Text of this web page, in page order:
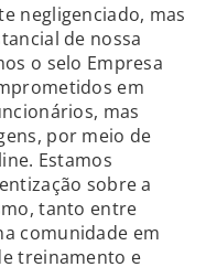
negligenciado, mas
de nossa
o selo Empresa
em
mas
por meio de
Estamos
sobre a
tanto entre
comunidade em
treinamento e